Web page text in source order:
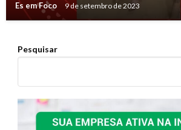
Es em Foco 9 de setembro de 2023
Pesquisar